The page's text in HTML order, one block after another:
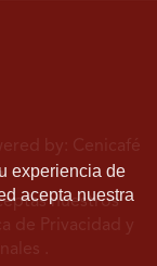
experiencia de
acepta nuestra
by: Cenicafé
nuestros
de Privacidad y